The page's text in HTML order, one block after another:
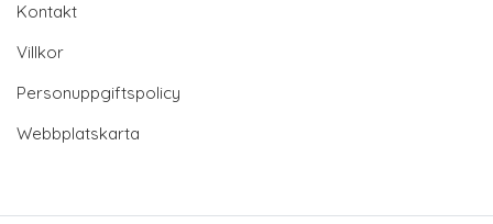
Kontakt
Villkor
Personuppgiftspolicy
Webbplatskarta